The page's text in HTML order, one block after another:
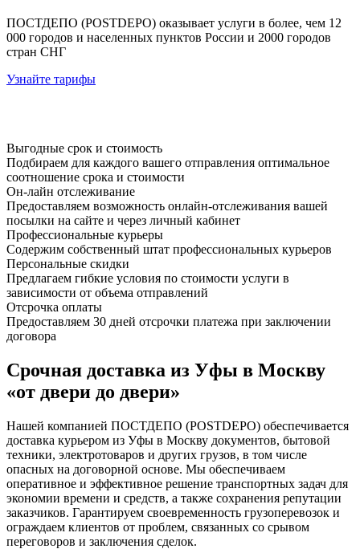
ПОСТДЕПО (POSTDEPO) оказывает услуги в более, чем 12
000 городов и населенных пунктов России и 2000 городов
стран СНГ
Узнайте тарифы
Выгодные срок и стоимость
Подбираем для каждого вашего отправления оптимальное
соотношение срока и стоимости
Он-лайн отслеживание
Предоставляем возможность онлайн-отслеживания вашей
посылки на сайте и через личный кабинет
Профессиональные курьеры
Содержим собственный штат профессиональных курьеров
Персональные скидки
Предлагаем гибкие условия по стоимости услуги в
зависимости от объема отправлений
Отсрочка оплаты
Предоставляем 30 дней отсрочки платежа при заключении
договора
Срочная доставка из Уфы в Москву
«от двери до двери»
Нашей компанией ПОСТДЕПО (POSTDEPO) обеспечивается
доставка курьером из Уфы в Москву документов, бытовой
техники, электротоваров и других грузов, в том числе
опасных на договорной основе. Мы обеспечиваем
оперативное и эффективное решение транспортных задач для
экономии времени и средств, а также сохранения репутации
заказчиков. Гарантируем своевременность грузоперевозок и
ограждаем клиентов от проблем, связанных со срывом
переговоров и заключения сделок.